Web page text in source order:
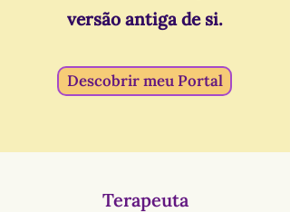
versão antiga de si.
Descobrir meu Portal
Terapeuta